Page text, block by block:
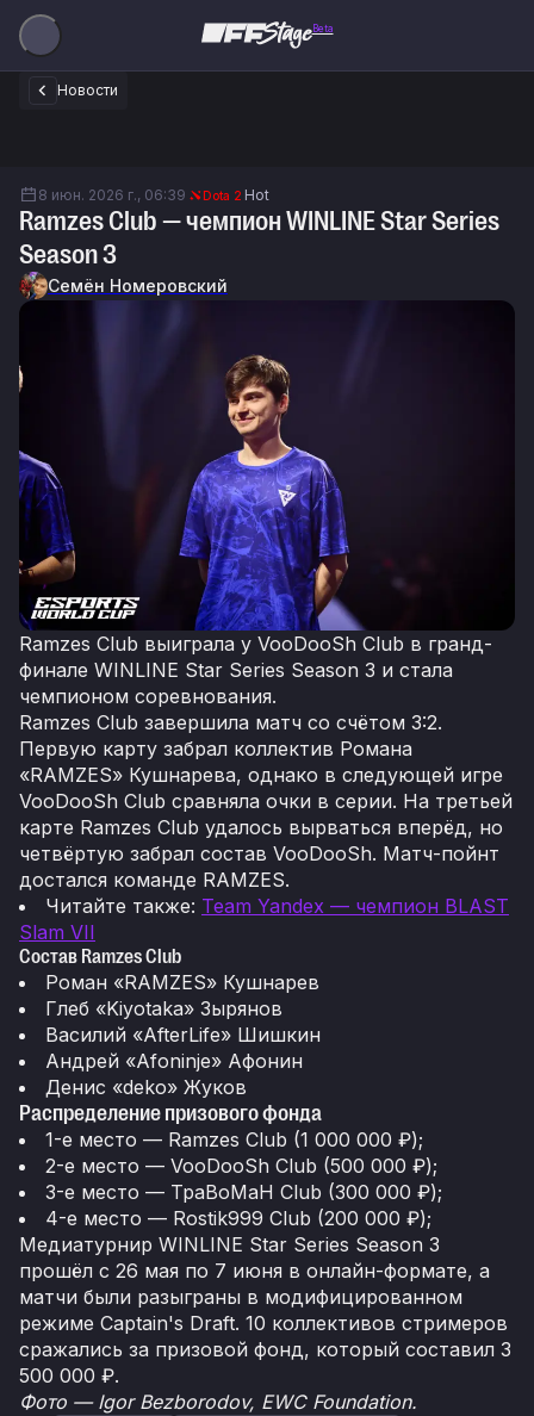
Beta
Новости
8 июн. 2026 г., 06:39 Dota 2 Hot
Ramzes Club — чемпион WINLINE Star Series
Season 3
Семён Номеровский
Ramzes Club выиграла у VooDooSh Club в гранд-
финале WINLINE Star Series Season 3 и стала
чемпионом соревнования.
Ramzes Club завершила матч со счётом 3:2.
Первую карту забрал коллектив Романа
«RAMZES» Кушнарева, однако в следующей игре
VooDooSh Club сравняла очки в серии. На третьей
карте Ramzes Club удалось вырваться вперёд, но
четвёртую забрал состав VooDooSh. Матч-пойнт
достался команде RAMZES.
Читайте также: Team Yandex — чемпион BLAST
Slam VII
Состав Ramzes Club
Роман «RAMZES» Кушнарев
Глеб «Kiyotaka» Зырянов
Василий «AfterLife» Шишкин
Андрей «Afoninje» Афонин
Денис «deko» Жуков
Распределение призового фонда
1-е место — Ramzes Club (1 000 000 ₽);
2-е место — VooDooSh Club (500 000 ₽);
3-е место — TpaBoMaH Club (300 000 ₽);
4-е место — Rostik999 Club (200 000 ₽);
Медиатурнир WINLINE Star Series Season 3
прошёл с 26 мая по 7 июня в онлайн-формате, а
матчи были разыграны в модифицированном
режиме Captain's Draft. 10 коллективов стримеров
сражались за призовой фонд, который составил 3
500 000 ₽.
Фото — Igor Bezborodov, EWC Foundation.